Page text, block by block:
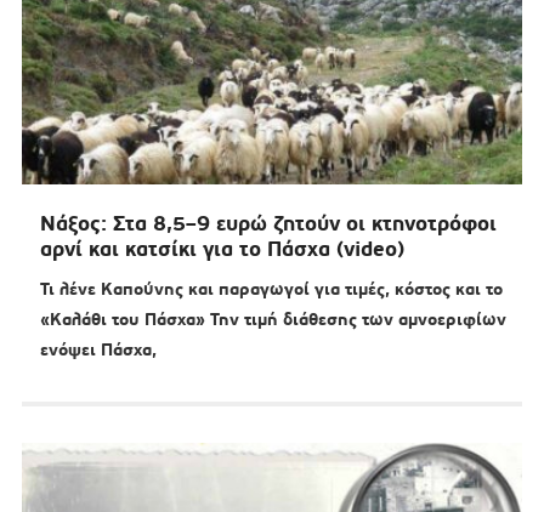
Νάξος: Στα 8,5–9 ευρώ ζητούν οι κτηνοτρόφοι
αρνί και κατσίκι για το Πάσχα (video)
Τι λένε Καπούνης και παραγωγοί για τιμές, κόστος και το
«Καλάθι του Πάσχα» Την τιμή διάθεσης των αμνοεριφίων
ενόψει Πάσχα,